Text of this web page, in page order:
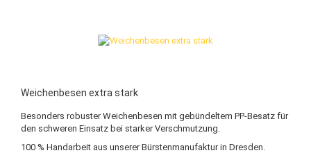
Weichenbesen extra stark
Besonders robuster Weichenbesen mit gebündeltem PP-Besatz für
den schweren Einsatz bei starker Verschmutzung.
100 % Handarbeit aus unserer Bürstenmanufaktur in Dresden.